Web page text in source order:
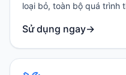
loại bỏ, toàn bộ quá trình
Sử dụng ngay→